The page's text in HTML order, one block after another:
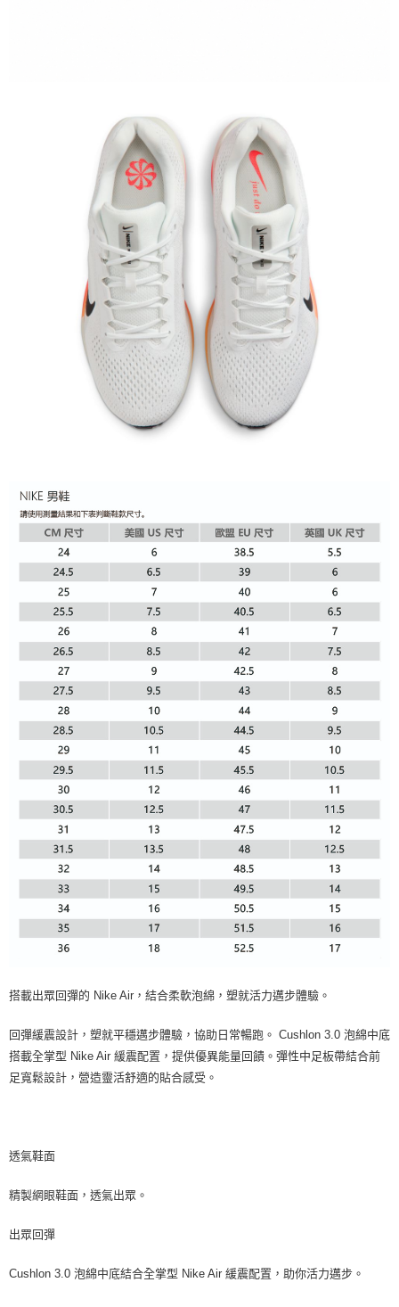
搭載出眾回彈的 Nike Air，結合柔軟泡綿，塑就活力邁步體驗。
回彈緩震設計，塑就平穩邁步體驗，協助日常暢跑。 Cushlon 3.0 泡綿中底
搭載全掌型 Nike Air 緩震配置，提供優異能量回饋。彈性中足板帶結合前
足寬鬆設計，營造靈活舒適的貼合感受。
透氣鞋面
精製網眼鞋面，透氣出眾。
出眾回彈
Cushlon 3.0 泡綿中底結合全掌型 Nike Air 緩震配置，助你活力邁步。